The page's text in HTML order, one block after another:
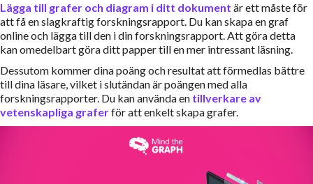
Lägga till grafer och diagram i ditt dokument är ett måste för
att få en slagkraftig forskningsrapport. Du kan skapa en graf
online och lägga till den i din forskningsrapport. Att göra detta
kan omedelbart göra ditt papper till en mer intressant läsning.
Dessutom kommer dina poäng och resultat att förmedlas bättre
till dina läsare, vilket i slutändan är poängen med alla
forskningsrapporter. Du kan använda en tillverkare av
vetenskapliga graferför att enkelt skapa grafer.